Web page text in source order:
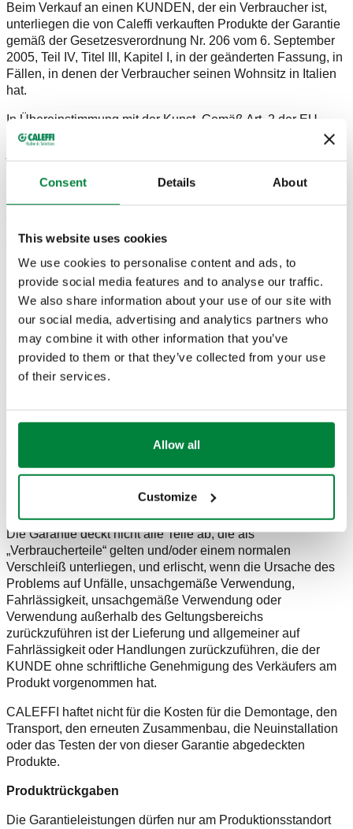
Consent Details About
This website uses cookies
We use cookies to personalise content and ads, to
provide social media features and to analyse our traffic.
We also share information about your use of our site with
our social media, advertising and analytics partners who
may combine it with other information that you’ve
provided to them or that they’ve collected from your use
of their services.
Allow all
Customize
Beim Verkauf an einen KUNDEN, der ein Verbraucher ist,
unterliegen die von Caleffi verkauften Produkte der Garantie
gemäß der Gesetzesverordnung Nr. 206 vom 6. September
2005, Teil IV, Titel III, Kapitel I, in der geänderten Fassung, in
Fällen, in denen der Verbraucher seinen Wohnsitz in Italien
hat.
In Übereinstimmung mit der Kunst. Gemäß Art. 2 der EU-
Richtlinie 2019/771 bezeichnet der Begriff „Verbraucher“
handelt, die nicht ihrer gewerblichen, geschäftlichen,
handwerklichen oder beruflichen Tätigkeit zugerechnet
EU-Mitgliedstaat hat, hat dieser Verbraucher Anspruch auf
eine Garantie gemäß den für ihn geltenden nationalen
Gesetzen zum Verkauf von Konsumgütern, ausgestellt in
Umsetzung der EU-Richtlinie 2019/771, as geändert.
Verbraucher mit Wohnsitz oder Sitz außerhalb der EU haben
das Recht auf Gewährleistung nach Maßgabe der sonstigen
örtlich geltenden verbindlichen Bestimmungen für den
CALEFFI kann nicht für Fehlfunktionen oder Mängel haftbar
gemacht werden, die auf eine fehlerhafte Installation,
die Nichtbeachtung der Anweisungen in der
Die Garantie deckt nicht alle Teile ab, die als
„Verbraucherteile“ gelten und/oder einem normalen
Verschleiß unterliegen, und erlischt, wenn die Ursache des
Problems auf Unfälle, unsachgemäße Verwendung,
Fahrlässigkeit, unsachgemäße Verwendung oder
Verwendung außerhalb des Geltungsbereichs
zurückzuführen ist der Lieferung und allgemeiner auf
Fahrlässigkeit oder Handlungen zurückzuführen, die der
KUNDE ohne schriftliche Genehmigung des Verkäufers am
Produkt vorgenommen hat.
CALEFFI haftet nicht für die Kosten für die Demontage, den
Transport, den erneuten Zusammenbau, die Neuinstallation
oder das Testen der von dieser Garantie abgedeckten
Produkte.
Produktrückgaben
Die Garantieleistungen dürfen nur am Produktionsstandort